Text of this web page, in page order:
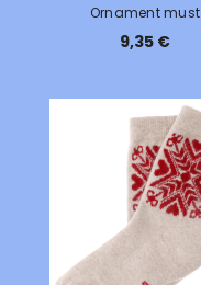
Ornament must
9,35 €